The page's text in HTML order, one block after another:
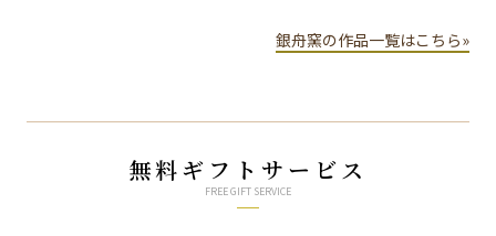
銀舟窯の作品一覧はこちら»
無料ギフトサービス
FREE GIFT SERVICE